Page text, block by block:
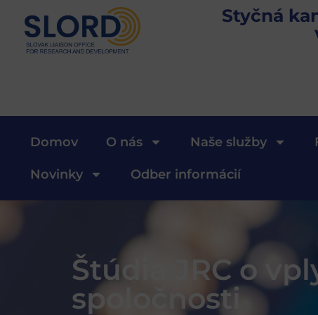
Styčná
Domov O nás Naše služby
Novinky Odber informácií
Štúdia JRC o
spoločnosti